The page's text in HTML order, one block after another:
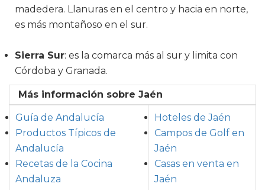
madedera. Llanuras en el centro y hacia en norte,
es más montañoso en el sur.
Sierra Sur: es la comarca más al sur y limita con
Córdoba y Granada.
Más información sobre Jaén
Guía de Andalucía
Productos Típicos de
Andalucía
Recetas de la Cocina
Andaluza
Hoteles de Jaén
Campos de Golf en
Jaén
Casas en venta en
Jaén